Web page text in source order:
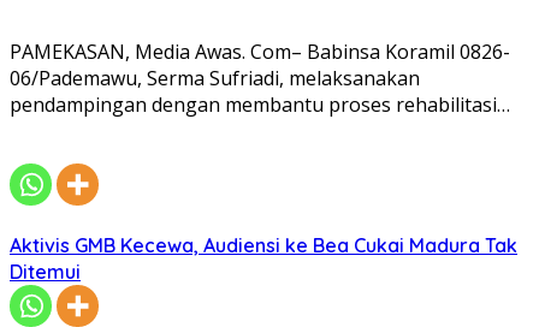
PAMEKASAN, Media Awas. Com– Babinsa Koramil 0826-
06/Pademawu, Serma Sufriadi, melaksanakan
pendampingan dengan membantu proses rehabilitasi…
Aktivis GMB Kecewa, Audiensi ke Bea Cukai Madura Tak
Ditemui